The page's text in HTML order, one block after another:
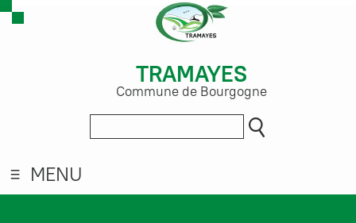
TRAMAYES
Commune de Bourgogne
MENU